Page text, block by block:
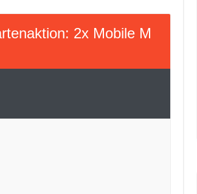
2x Mobile M